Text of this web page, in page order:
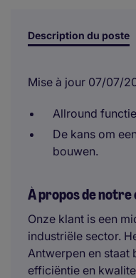
Description du poste
Mise à jour 07/07/
Allround
De kans om
bouwen.
À propos de
Onze klant is een
industriële sector.
Antwerpen en staat
efficiëntie en